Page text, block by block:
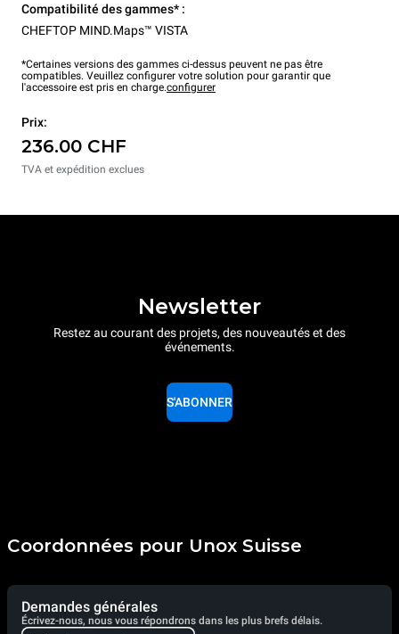
Compatibilité des gammes* :
CHEFTOP MIND.Maps™ VISTA
*Certaines versions des gammes ci-dessus peuvent ne pas être
compatibles. Veuillez configurer votre solution pour garantir que
l'accessoire est pris en charge.configurer
Prix:
236.00 CHF
TVA et expédition exclues
Newsletter
Restez au courant des projets, des nouveautés et des
événements.
S'ABONNER
Coordonnées pour Unox Suisse
Demandes générales
Écrivez-nous, nous vous répondrons dans les plus brefs délais.